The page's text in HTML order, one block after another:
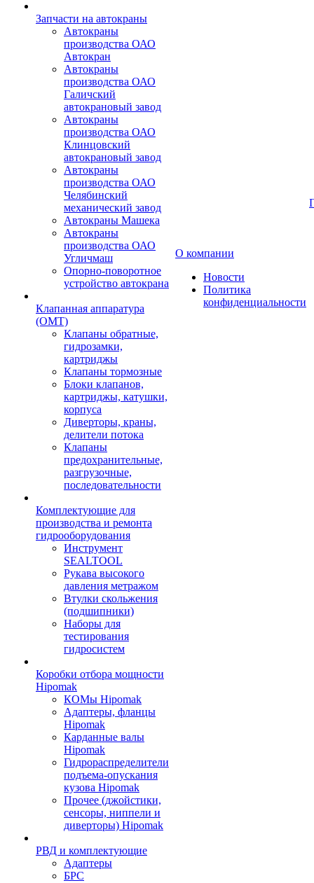
Запчасти на автокраны
Автокраны
производства ОАО
Автокран
Автокраны
производства ОАО
Галичский
автокрановый завод
Автокраны
производства ОАО
Клинцовский
автокрановый завод
Автокраны
производства ОАО
Челябинский
механический завод
Автокраны Машека
Автокраны
производства ОАО
Угличмаш
Опорно-поворотное
устройство автокрана
Клапанная аппаратура
(OMT)
Клапаны обратные,
гидрозамки,
картриджы
Клапаны тормозные
Блоки клапанов,
картриджы, катушки,
корпуса
Диверторы, краны,
делители потока
Клапаны
предохранительные,
разгрузочные,
последовательности
Комплектующие для
производства и ремонта
гидрооборудования
Инструмент
SEALTOOL
Рукава высокого
давления метражом
Втулки скольжения
(подшипники)
Наборы для
тестирования
гидросистем
Коробки отбора мощности
Hipomak
КОМы Hipomak
Адаптеры, фланцы
Hipomak
Карданные валы
Hipomak
Гидрораспределители
подъема-опускания
кузова Hipomak
Прочее (джойстики,
сенсоры, ниппели и
диверторы) Hipomak
РВД и комплектующие
Адаптеры
БРС
О компании
Новости
Политика
конфиденциальности